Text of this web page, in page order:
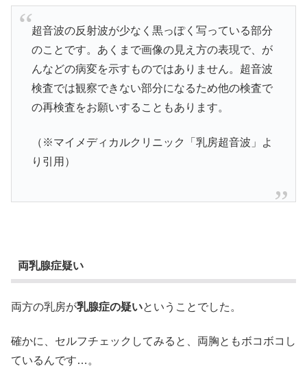
超音波の反射波が少なく黒っぽく写っている部分
のことです。あくまで画像の見え方の表現で、が
んなどの病変を示すものではありません。超音波
検査では観察できない部分になるため他の検査で
の再検査をお願いすることもあります。
（※マイメディカルクリニック「乳房超音波」よ
り引用）
両乳腺症疑い
両方の乳房が乳腺症の疑いということでした。
確かに、セルフチェックしてみると、両胸ともボコボコし
ているんです…。